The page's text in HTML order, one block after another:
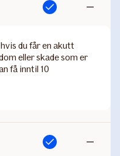
Inkludert
du får en akutt
eller skade som er
få inntil 10
Inkludert